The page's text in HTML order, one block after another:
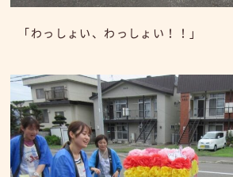
「わっしょい、わっしょい！！」